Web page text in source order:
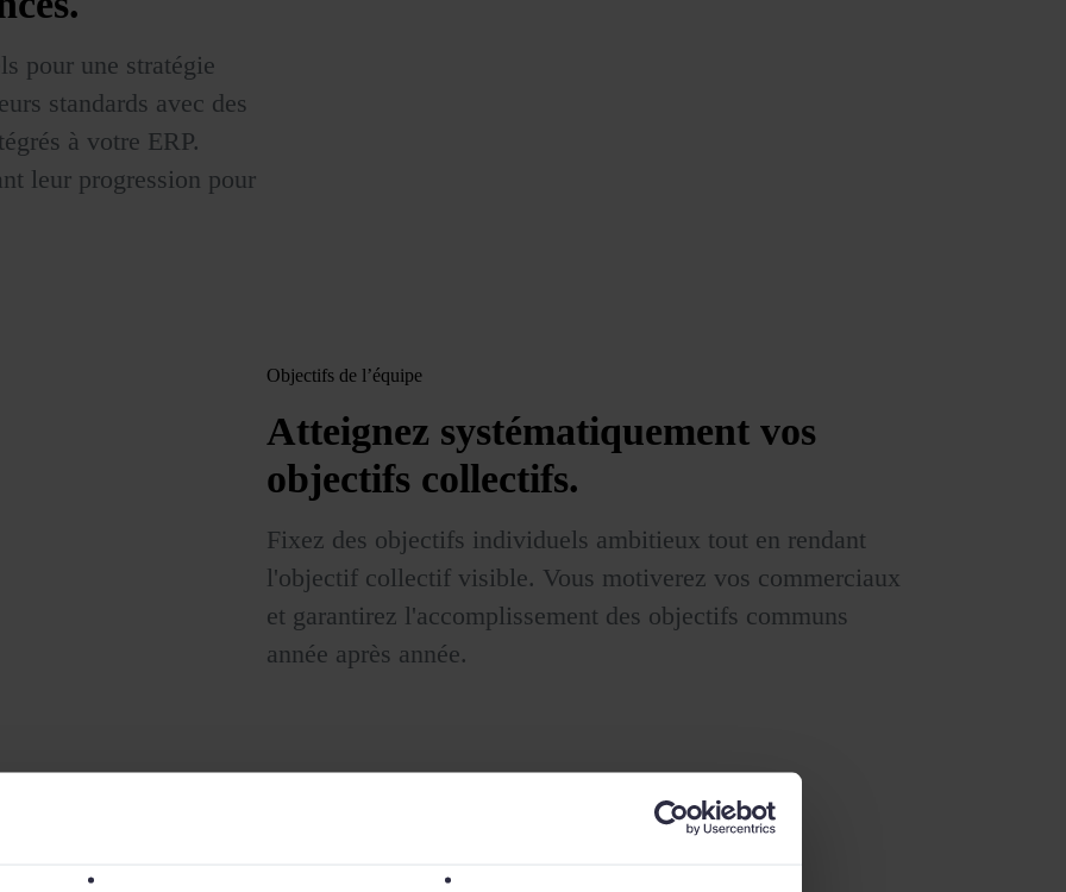
pour une stratégie
standards avec des
à votre ERP.
leur progression pour
Objectifs de l’équipe
Atteignez systématiquement vos
objectifs collectifs.
Fixez des objectifs individuels ambitieux tout en rendant
l'objectif collectif visible. Vous motiverez vos commerciaux
et garantirez l'accomplissement des objectifs communs
année après année.